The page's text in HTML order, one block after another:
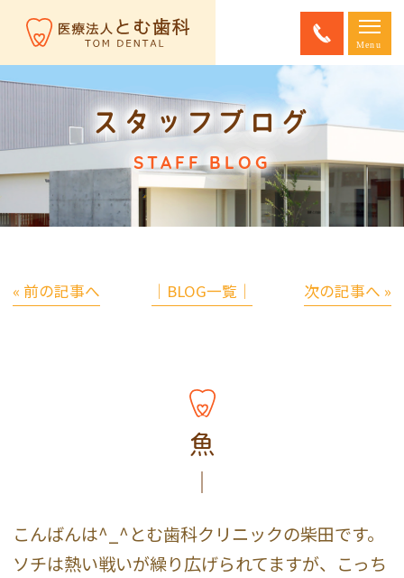
スタッフブログ
STAFF BLOG
« 前の記事へ │BLOG一覧│ 次の記事へ »
魚
こんばんは^_^とむ歯科クリニックの柴田です。
ソチは熱い戦いが繰り広げられてますが、こっち